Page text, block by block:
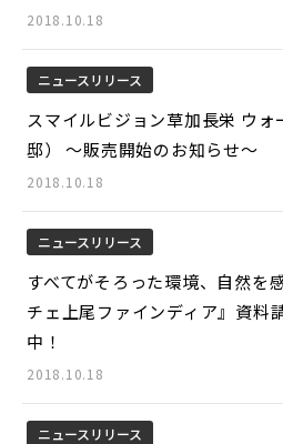
2018.10.18
ニュースリリース
スマイルビジョン草加長栄 ウ
邸） ～販売開始のお知らせ～
2018.10.18
ニュースリリース
すべてがそろった環境、自然を
チェ上尾ファインディア』資料
中！
2018.10.18
ニュースリリース